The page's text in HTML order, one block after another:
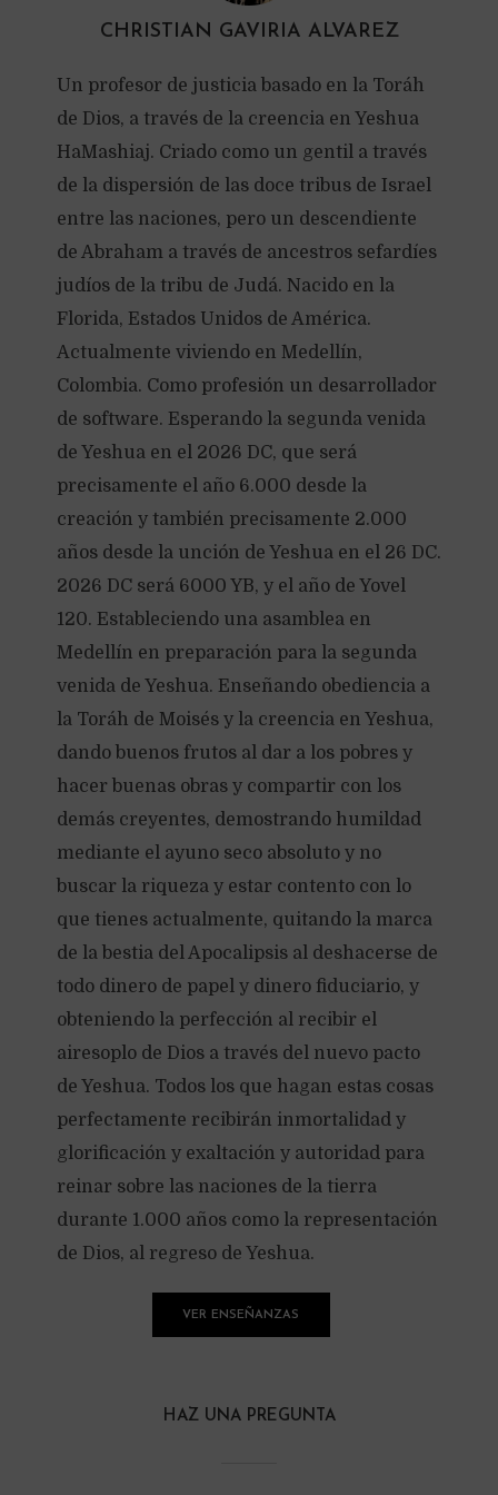
CHRISTIAN GAVIRIA ALVAREZ
Un profesor de justicia basado en la Toráh
de Dios, a través de la creencia en Yeshua
HaMashiaj. Criado como un gentil a través
de la dispersión de las doce tribus de Israel
entre las naciones, pero un descendiente
de Abraham a través de ancestros sefardíes
judíos de la tribu de Judá. Nacido en la
Florida, Estados Unidos de América.
Actualmente viviendo en Medellín,
Colombia. Como profesión un desarrollador
de software. Esperando la segunda venida
de Yeshua en el 2026 DC, que será
precisamente el año 6.000 desde la
creación y también precisamente 2.000
años desde la unción de Yeshua en el 26 DC.
2026 DC será 6000 YB, y el año de Yovel
120. Estableciendo una asamblea en
Medellín en preparación para la segunda
venida de Yeshua. Enseñando obediencia a
la Toráh de Moisés y la creencia en Yeshua,
dando buenos frutos al dar a los pobres y
hacer buenas obras y compartir con los
demás creyentes, demostrando humildad
mediante el ayuno seco absoluto y no
buscar la riqueza y estar contento con lo
que tienes actualmente, quitando la marca
de la bestia del Apocalipsis al deshacerse de
todo dinero de papel y dinero fiduciario, y
obteniendo la perfección al recibir el
airesoplo de Dios a través del nuevo pacto
de Yeshua. Todos los que hagan estas cosas
perfectamente recibirán inmortalidad y
glorificación y exaltación y autoridad para
reinar sobre las naciones de la tierra
durante 1.000 años como la representación
de Dios, al regreso de Yeshua.
VER ENSEÑANZAS
HAZ UNA PREGUNTA